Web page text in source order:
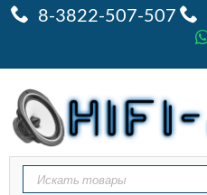
8-3822-507-507